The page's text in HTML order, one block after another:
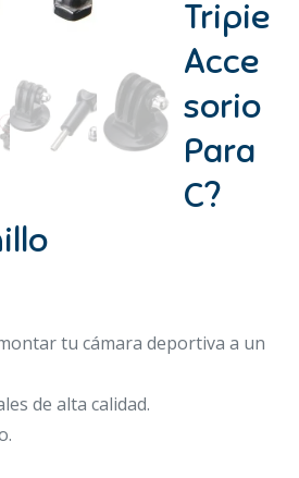
Tripie
Acce
sorio
Para
C?
tu cámara deportiva a un
de alta calidad.